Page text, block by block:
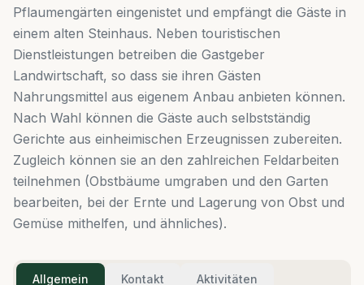
Pflaumengärten eingenistet und empfängt die Gäste in
einem alten Steinhaus. Neben touristischen
Dienstleistungen betreiben die Gastgeber
Landwirtschaft, so dass sie ihren Gästen
Nahrungsmittel aus eigenem Anbau anbieten können.
Nach Wahl können die Gäste auch selbstständig
Gerichte aus einheimischen Erzeugnissen zubereiten.
Zugleich können sie an den zahlreichen Feldarbeiten
teilnehmen (Obstbäume umgraben und den Garten
bearbeiten, bei der Ernte und Lagerung von Obst und
Gemüse mithelfen, und ähnliches).
Allgemein Kontakt Aktivitäten